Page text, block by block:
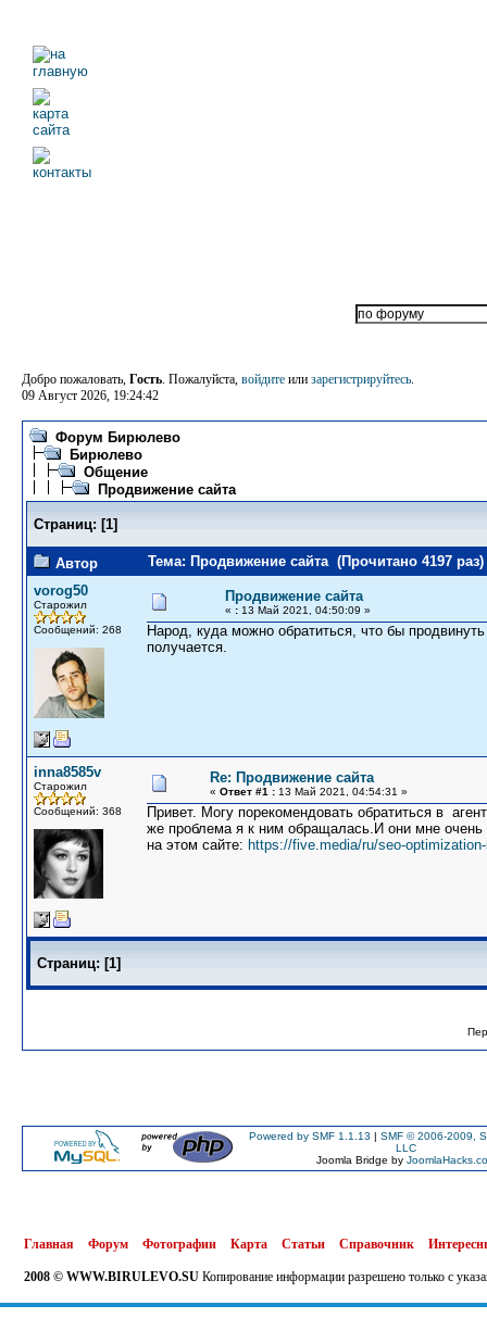
Добро пожаловать, Гость. Пожалуйста, войдите или зарегистрируйтесь.
09 Август 2026, 19:24:42
Форум Бирюлево
Бирюлево
Общение
Продвижение сайта
Страниц: [1]
Автор
Тема: Продвижение сайта (Прочитано 4197 раз)
vorog50
Старожил
Сообщений: 268
Продвижение сайта
« : 13 Май 2021, 04:50:09 »
Народ, куда можно обратиться, что бы
получается.
inna8585v
Старожил
Сообщений: 368
Re: Продвижение сайта
« Ответ #1 : 13 Май 2021, 04:54:31 »
Привет. Могу порекомендовать обратиться в
же проблема я к ним обращалась.И они мне очень
на этом сайте: https://five.media/ru/seo-
Страниц: [1]
Powered by SMF 1.1.13 | SMF © 2006-2009,
LLC
Joomla Bridge by
Главная Форум Фотографии Карта Статьи Справочник
2008 © WWW.BIRULEVO.SU Копирование информации разрешено только с